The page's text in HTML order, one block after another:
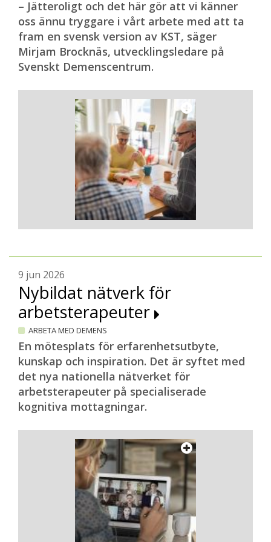
anlades.
Historierna avlöser varandra. Och det finns
fler på tur som vill och kan berätta.
Återstår att se om Regina Altena och
hennes team får chansen att sprida Maks
Text: Juan Martinez
Mer om Maks
Intervju med Elmar Grässel »
– Jätteroligt och det här gör att vi känner
oss ännu tryggare i vårt arbete med att ta
fram en svensk version av KST, säger
Mirjam Brocknäs, utvecklingsledare på
Svenskt Demenscentrum.
9 jun 2026
Nybildat nätverk för
arbetsterapeuter
ARBETA MED DEMENS
En mötesplats för erfarenhetsutbyte,
kunskap och inspiration. Det är syftet med
det nya nationella nätverket för
arbetsterapeuter på specialiserade
kognitiva mottagningar.